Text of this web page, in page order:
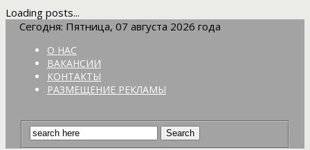
Loading posts...
Сегодня: Пятница, 07 августа 2026 года
О НАС
ВАКАНСИИ
КОНТАКТЫ
РАЗМЕЩЕНИЕ РЕКЛАМЫ